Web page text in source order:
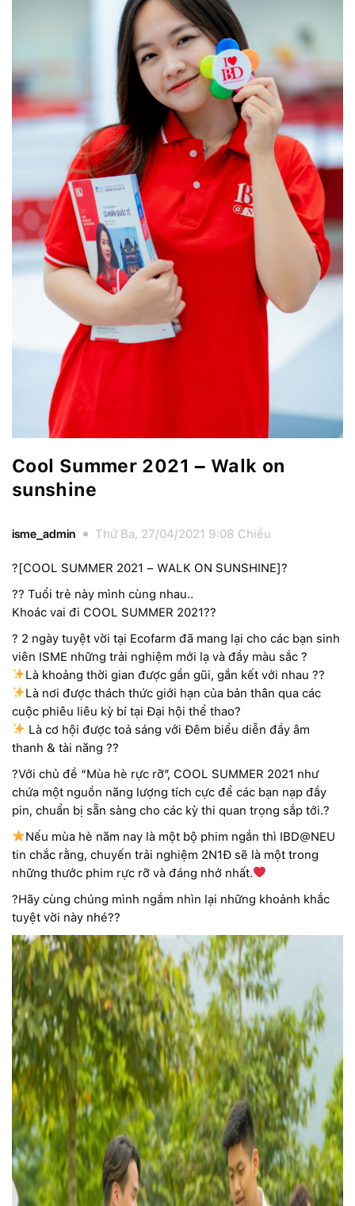
Cool Summer 2021 – Walk on
sunshine
isme_admin Thứ Ba, 27/04/2021 9:08 Chiều
?[COOL SUMMER 2021 – WALK ON SUNSHINE]?
?? Tuổi trẻ này mình cùng nhau..
Khoác vai đi COOL SUMMER 2021??
? 2 ngày tuyệt vời tại Ecofarm đã mang lại cho các bạn sinh
viên ISME những trải nghiệm mới lạ và đầy màu sắc ?
Là khoảng thời gian được gần gũi, gắn kết với nhau ??
Là nơi được thách thức giới hạn của bản thân qua các
cuộc phiêu liêu kỳ bí tại Đại hội thể thao?
Là cơ hội được toả sáng với Đêm biểu diễn đầy âm
thanh & tài năng ??
?Với chủ đề “Mùa hè rực rỡ”, COOL SUMMER 2021 như
chứa một nguồn năng lượng tích cực để các bạn nạp đầy
pin, chuẩn bị sẵn sàng cho các kỳ thi quan trọng sắp tới.?
Nếu mùa hè năm nay là một bộ phim ngắn thì IBD@NEU
tin chắc rằng, chuyến trải nghiệm 2N1Đ sẽ là một trong
những thước phim rực rỡ và đáng nhớ nhất.
?Hãy cùng chúng mình ngắm nhìn lại những khoảnh khắc
tuyệt vời này nhé??